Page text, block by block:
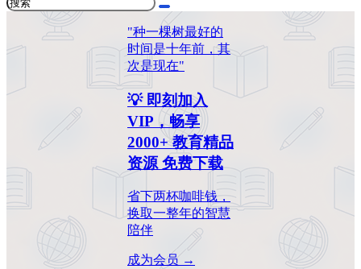
"种一棵树最好的
时间是十年前，其
次是现在"
💡 即刻加入
VIP，畅享
2000+ 教育精品
资源 免费下载
省下两杯咖啡钱，
换取一整年的智慧
陪伴
成为会员 →